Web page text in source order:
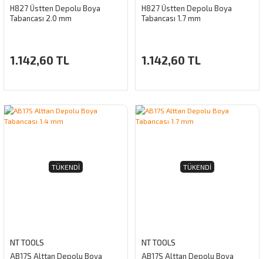
H827 Üstten Depolu Boya
Tabancası 2.0 mm
1.142,60 TL
H827 Üstten Depolu Boya
Tabancası 1.7 mm
1.142,60 TL
TÜKENDI
NT TOOLS
AB17S Alttan Depolu Boya
TÜKENDI
NT TOOLS
AB17S Alttan Depolu Boya